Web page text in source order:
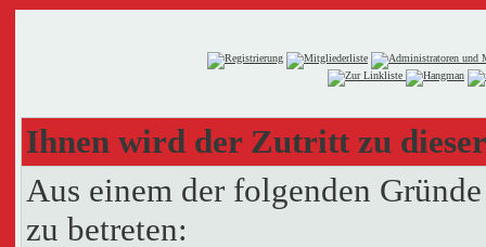
Ihnen wird der Zutritt zu
Aus einem der folgenden
zu betreten: